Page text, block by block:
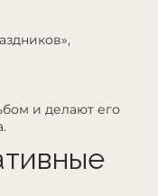
и делают его